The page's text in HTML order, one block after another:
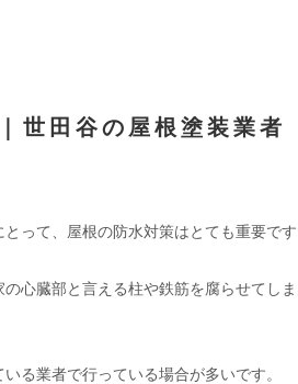
世田谷の屋根塗装業者
って、屋根の防水対策はとても重要です
心臓部と言える柱や鉄筋を腐らせてしま
る業者で行っている場合が多いです。